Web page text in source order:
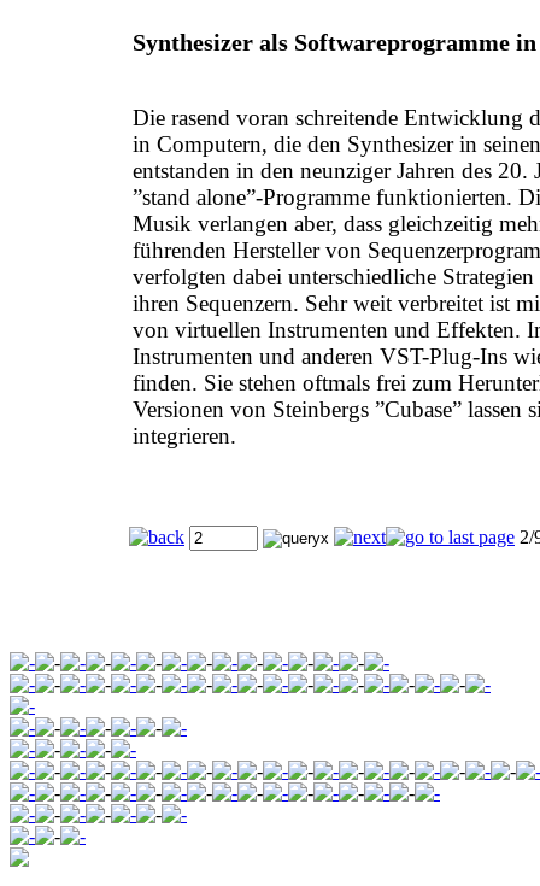
Synthesizer als Softwareprogramme
Die rasend voran schreitende Entwicklung
in Computern, die den Synthesizer in
entstanden in den neunziger Jahren des
”stand alone”-Programme funktionierten.
Musik verlangen aber, dass gleichzeitig
führenden Hersteller von
verfolgten dabei unterschiedliche
ihren Sequenzern. Sehr weit verbreitet ist
von virtuellen Instrumenten und Effekten.
Instrumenten und anderen VST-Plug-Ins
finden. Sie stehen oftmals frei zum
Versionen von Steinbergs ”Cubase”
integrieren.
2/